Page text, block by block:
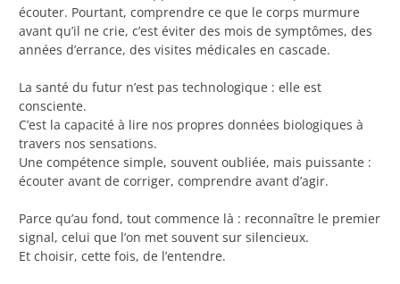
écouter. Pourtant, comprendre ce que le corps murmure
avant qu’il ne crie, c’est éviter des mois de symptômes, des
années d’errance, des visites médicales en cascade.
La santé du futur n’est pas technologique : elle est
consciente.
C’est la capacité à lire nos propres données biologiques à
travers nos sensations.
Une compétence simple, souvent oubliée, mais puissante :
écouter avant de corriger, comprendre avant d’agir.
Parce qu’au fond, tout commence là : reconnaître le premier
signal, celui que l’on met souvent sur silencieux.
Et choisir, cette fois, de l’entendre.